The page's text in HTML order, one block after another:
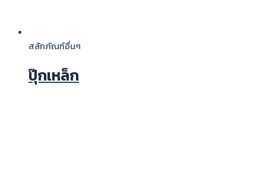
สลักภัณฑ์อื่นๆ
ปุ๊กเหล็ก